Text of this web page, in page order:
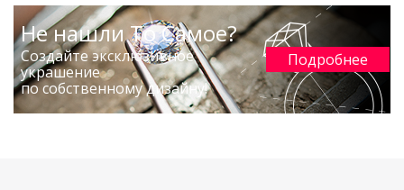
Не нашли То Самое?
Создайте эксклюзивное
украшение
по собственному дизайну!
Подробнее